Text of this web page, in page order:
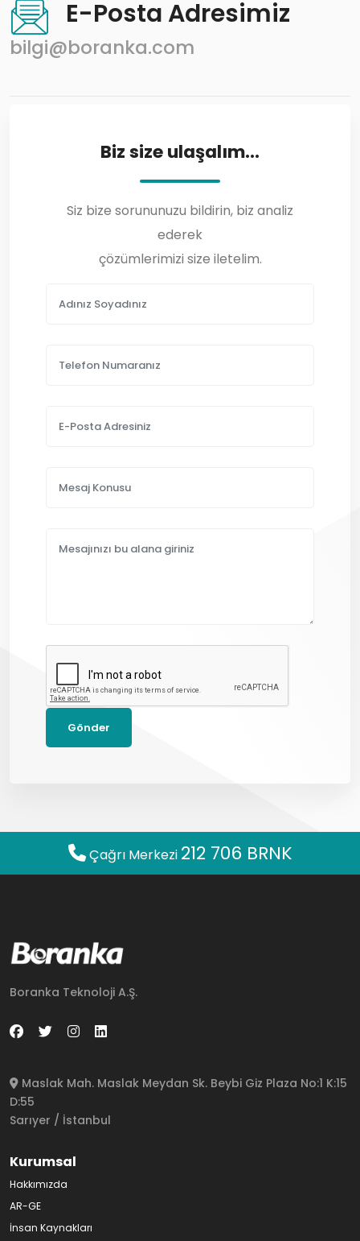
E-Posta Adresimiz
bilgi@boranka.com
Biz size ulaşalım...
Siz bize sorununuzu bildirin, biz analiz
ederek
çözümlerimizi size iletelim.
Gönder
Çağrı Merkezi 212 706 BRNK
Boranka Teknoloji A.Ş.
Maslak Mah. Maslak Meydan Sk. Beybi Giz Plaza No:1 K:15
D:55
Sarıyer / İstanbul
Kurumsal
Hakkımızda
AR-GE
İnsan Kaynakları